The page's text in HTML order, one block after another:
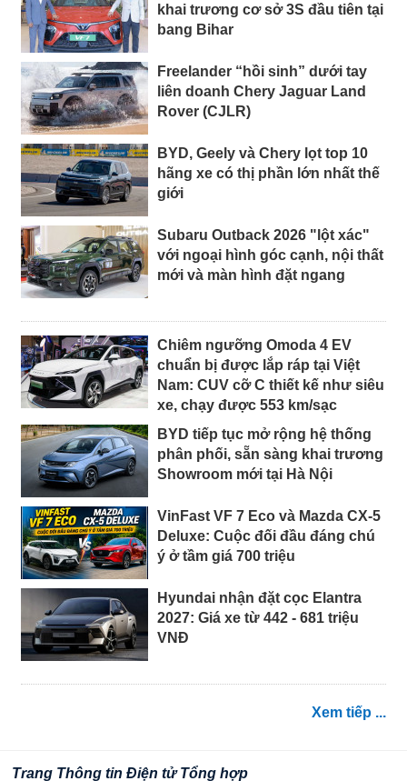
khai trương cơ sở 3S đầu tiên tại
bang Bihar
Freelander “hồi sinh” dưới tay
liên doanh Chery Jaguar Land
Rover (CJLR)
BYD, Geely và Chery lọt top 10
hãng xe có thị phần lớn nhất thế
giới
Subaru Outback 2026 "lột xác"
với ngoại hình góc cạnh, nội thất
mới và màn hình đặt ngang
Chiêm ngưỡng Omoda 4 EV
chuẩn bị được lắp ráp tại Việt
Nam: CUV cỡ C thiết kế như siêu
xe, chạy được 553 km/sạc
BYD tiếp tục mở rộng hệ thống
phân phối, sẵn sàng khai trương
Showroom mới tại Hà Nội
VinFast VF 7 Eco và Mazda CX-5
Deluxe: Cuộc đối đầu đáng chú
ý ở tầm giá 700 triệu
Hyundai nhận đặt cọc Elantra
2027: Giá xe từ 442 - 681 triệu
VNĐ
Xem tiếp ...
Trang Thông tin Điện tử Tổng hợp